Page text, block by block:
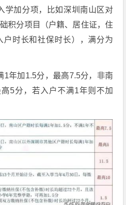
学加分项，比如深圳南山区对
积分项目（户籍、居住证，住
户时长和社保时长），满分为
1年加1.5分，最高7.5分，非南
5分，若入户不满1年则不加